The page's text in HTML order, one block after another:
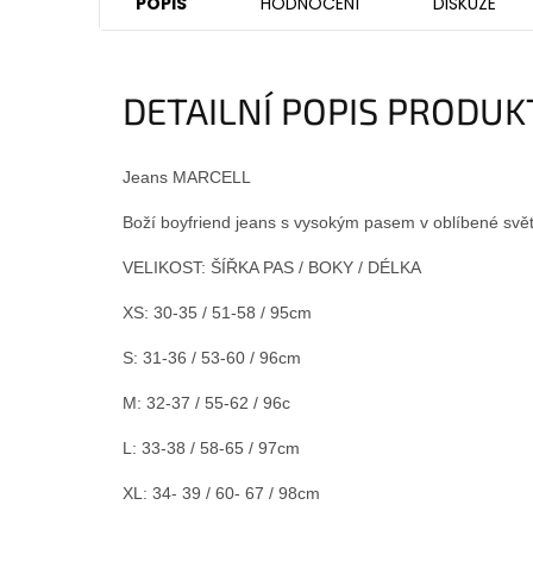
DETAILNÍ POPIS
Jeans MARCELL
Boží boyfriend jeans s vysokým pasem v oblíbené
VELIKOST: ŠÍŘKA PAS / BOKY / DÉLKA
XS: 30-35 / 51-58 / 95cm
S: 31-36 / 53-60 / 96cm
M: 32-37 / 55-62 / 96c
L: 33-38 / 58-65 / 97cm
XL: 34- 39 / 60- 67 / 98cm